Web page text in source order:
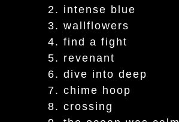
2. intense blue
3. wallflowers
4. find a fight
5. revenant
6. dive into deep
7. chime hoop
8. crossing